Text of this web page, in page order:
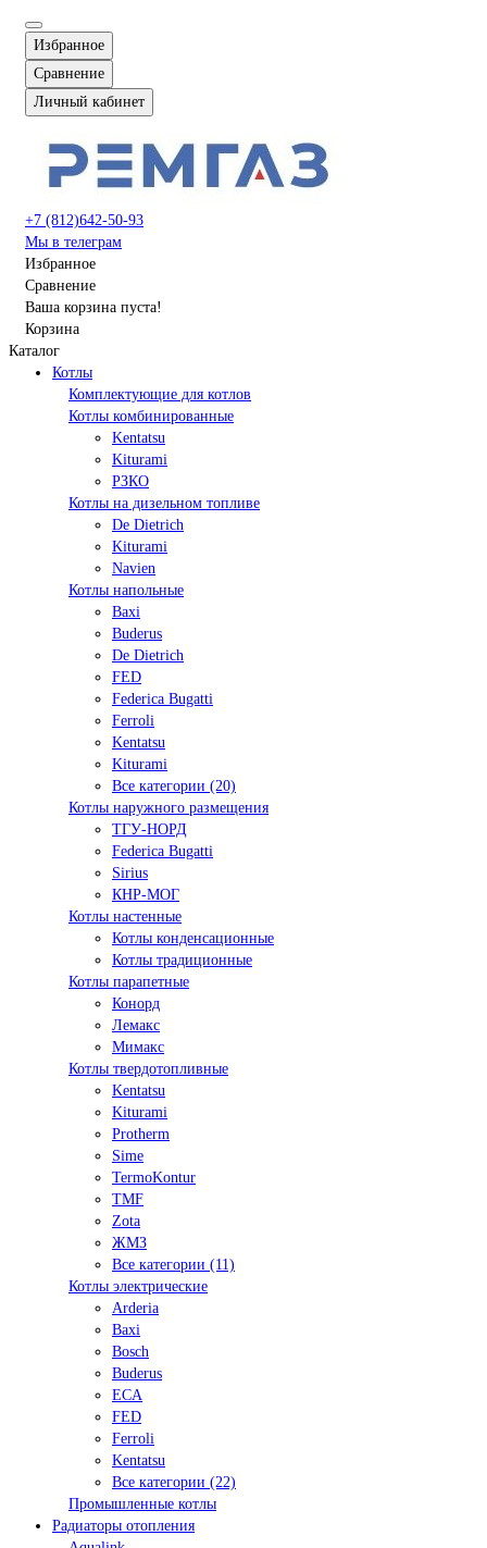
Избранное
Сравнение
Личный кабинет
+7 (812)642-50-93
Мы в телеграм
Избранное
Сравнение
Ваша корзина пуста!
Корзина
Каталог
Котлы
Комплектующие для котлов
Котлы комбинированные
Kentatsu
Kiturami
РЗКО
Котлы на дизельном топливе
De Dietrich
Kiturami
Navien
Котлы напольные
Baxi
Buderus
De Dietrich
FED
Federica Bugatti
Ferroli
Kentatsu
Kiturami
Все категории (20)
Котлы наружного размещения
ТГУ-НОРД
Federica Bugatti
Sirius
КНР-МОГ
Котлы настенные
Котлы конденсационные
Котлы традиционные
Котлы парапетные
Конорд
Лемакс
Мимакс
Котлы твердотопливные
Kentatsu
Kiturami
Protherm
Sime
TermoKontur
TMF
Zota
ЖМЗ
Все категории (11)
Котлы электрические
Arderia
Baxi
Bosch
Buderus
ECA
FED
Ferroli
Kentatsu
Все категории (22)
Промышленные котлы
Радиаторы отопления